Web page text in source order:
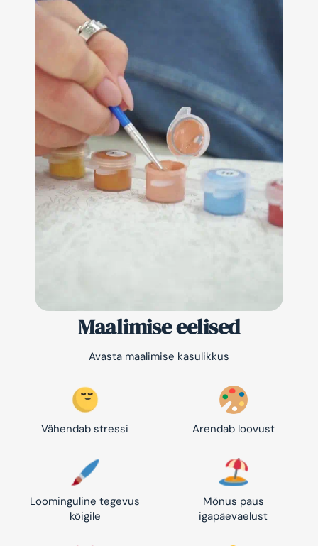
Maalimise eelised
Avasta maalimise kasulikkus
Vähendab stressi Arendab loovust
Loominguline tegevus
kõigile
Mõnus paus
igapäevaelust